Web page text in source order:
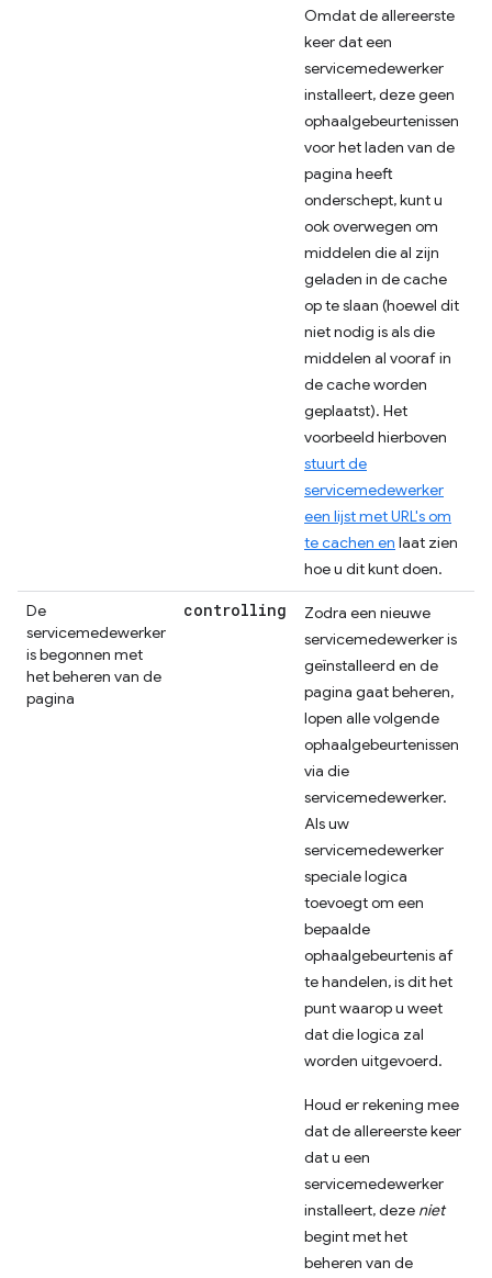
Omdat de allereerste
keer dat een
servicemedewerker
installeert, deze geen
ophaalgebeurtenissen
voor het laden van de
pagina heeft
onderschept, kunt u
ook overwegen om
middelen die al zijn
geladen in de cache
op te slaan (hoewel dit
niet nodig is als die
middelen al vooraf in
de cache worden
geplaatst). Het
voorbeeld hierboven
stuurt de
servicemedewerker
een lijst met URL's om
te cachen en laat zien
hoe u dit kunt doen.
De
servicemedewerker
is begonnen met
het beheren van de
pagina
controlling
Zodra een nieuwe
servicemedewerker is
geïnstalleerd en de
pagina gaat beheren,
lopen alle volgende
ophaalgebeurtenissen
via die
servicemedewerker.
Als uw
servicemedewerker
speciale logica
toevoegt om een ​​
bepaalde
ophaalgebeurtenis af
te handelen, is dit het
punt waarop u weet
dat die logica zal
worden uitgevoerd.
Houd er rekening mee
dat de allereerste keer
dat u een
servicemedewerker
installeert, deze niet
begint met het
beheren van de